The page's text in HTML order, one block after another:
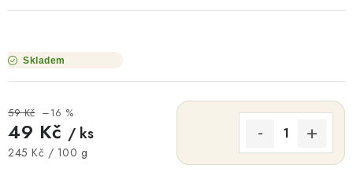
Skladem
59 Kč –16 %
49 Kč / ks
Měrná cena:
245 Kč / 100 g